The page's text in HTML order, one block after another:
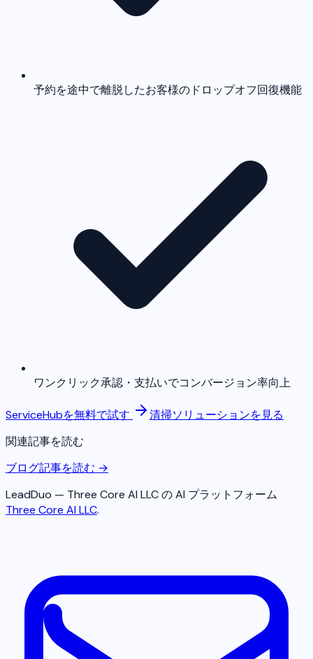
予約を途中で離脱したお客様のドロップオフ回復機能
ワンクリック承認・支払いでコンバージョン率向上
ServiceHubを無料で試す
清掃ソリューションを見る
関連記事を読む
ブログ記事を読む →
LeadDuo — Three Core AI LLC の AI プラットフォーム
Three Core AI LLC.